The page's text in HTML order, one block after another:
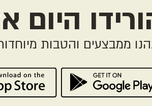
ממבצעים והטבות